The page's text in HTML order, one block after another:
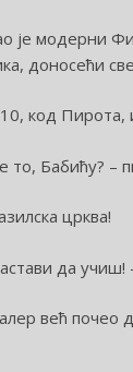
је модерни
доносећи
код Пирота,
Бабићу? –
црква!
да учиш!
већ почео